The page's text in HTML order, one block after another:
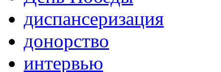
диспансеризация
донорство
интервью